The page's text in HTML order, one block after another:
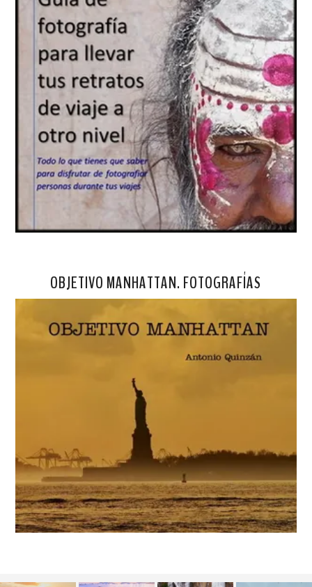
OBJETIVO MANHATTAN. FOTOGRAFÍAS